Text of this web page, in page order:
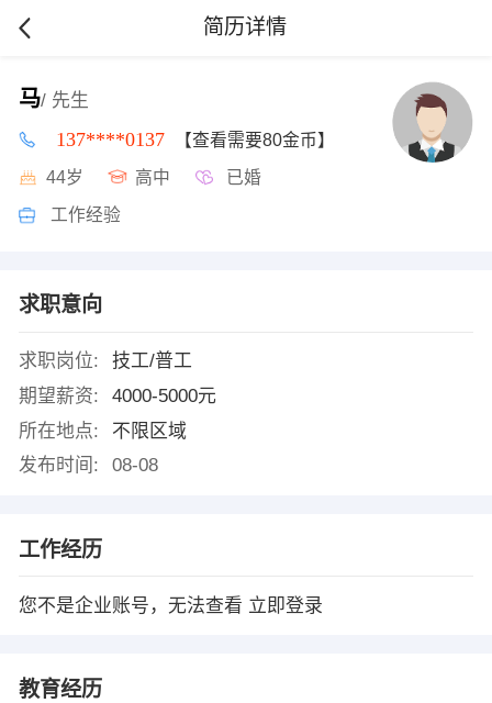
简历详情
马/ 先生
137****0137 【查看需要80金币】
44岁 高中 已婚
工作经验
求职意向
求职岗位:
技工/普工
期望薪资:
4000-5000元
所在地点:
不限区域
发布时间:
08-08
工作经历
您不是企业账号，无法查看 立即登录
教育经历